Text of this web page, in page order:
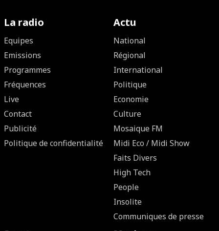
La radio
Equipes
Emissions
Programmes
Fréquences
Live
Contact
Publicité
Politique de confidentialité
Actu
National
Régional
International
Politique
Economie
Culture
Mosaique FM
Midi Eco / Midi Show
Faits Divers
High Tech
People
Insolite
Communiques de presse